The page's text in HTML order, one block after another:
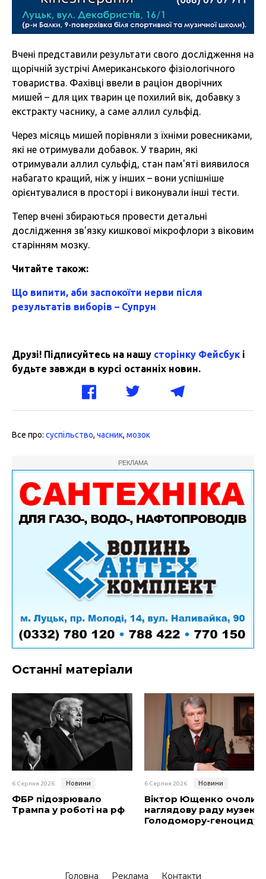
Вчені представили результати свого дослідження на
щорічній зустрічі Американського фізіологічного
товариства. Фахівці ввели в раціон дворічних
мишей – для цих тварин це похилий вік, добавку з
екстракту часнику, а саме аллил сульфід.
Через місяць мишей порівняли з їхніми ровесниками,
які не отримували добавок. У тварин, які
отримували аллил сульфід, стан пам'яті виявилося
набагато кращий, ніж у інших – вони успішніше
орієнтувалися в просторі і виконували інші тести.
Тепер вчені збираються провести детальні
дослідження зв'язку кишкової мікрофлори з віковим
старінням мозку.
Читайте також:
Що випити, аби заспокоїти нерви після
результатів виборів – Супрун
Друзі! Підписуйтесь на нашу сторінку Фейсбук і
будьте завжди в курсі останніх новин.
Все про: суспільство, часник, мозок
РЕКЛАМА
Останні матеріали
6 Серпня 2026 Новини
ФБР підозрювало
Трампа у роботі на рф
6 Серпня 2026 Новини
Віктор Ющенко очолив
наглядову раду музею
Голодомору-геноциду
Головна Реклама Контакти